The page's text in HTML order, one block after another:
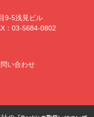
9-5浅見ビル
：03-5684-0802
い合わせ